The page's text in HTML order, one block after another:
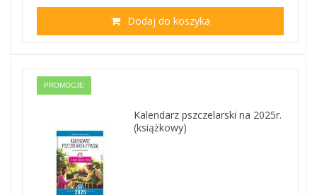
Dodaj do koszyka
PROMOCJE
Kalendarz pszczelarski na 2025r.
(książkowy)